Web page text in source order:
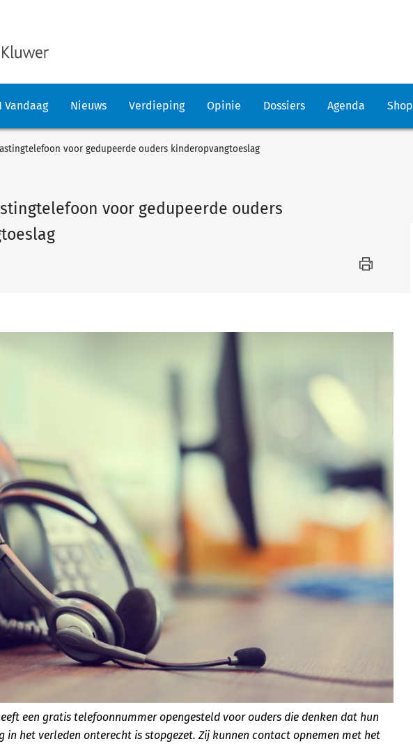
Vandaag Nieuws Verdieping Opinie Dossiers Agenda Shop
voor gedupeerde ouders kinderopvangtoeslag
voor gedupeerde ouders
een gratis telefoonnummer opengesteld voor ouders die denken dat hun
in het verleden onterecht is stopgezet. Zij kunnen contact opnemen met het